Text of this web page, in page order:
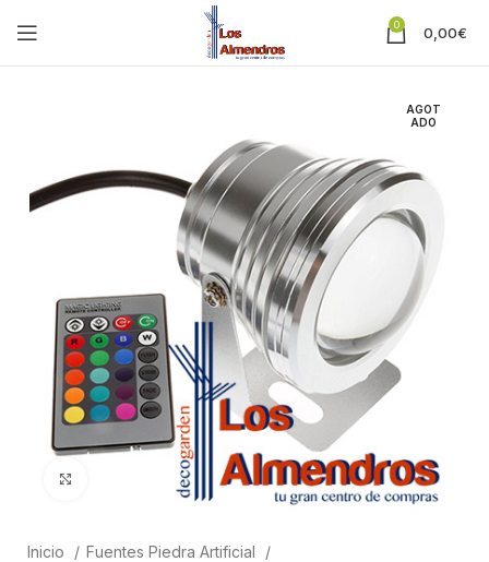
0 0,00€
AGOT
ADO
Clic para ampliar
Inicio
Fuentes Piedra Artificial